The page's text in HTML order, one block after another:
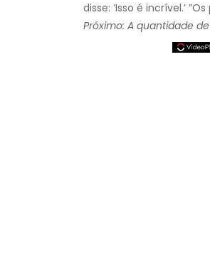
disse: ‘Isso é incrível.’
Próximo: A quantidade